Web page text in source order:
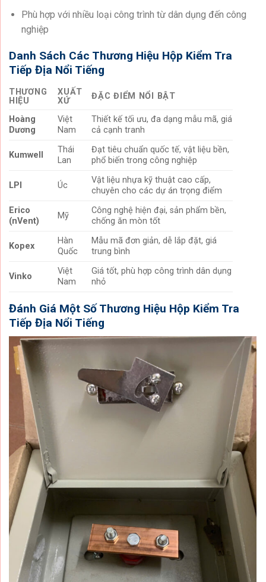
Phù hợp với nhiều loại công trình từ dân dụng đến công
nghiệp
Danh Sách Các Thương Hiệu Hộp Kiểm Tra
Tiếp Địa Nổi Tiếng
THƯƠNG
HIỆU
XUẤT
XỨ
ĐẶC ĐIỂM NỔI BẬT
Hoàng
Dương
Việt
Nam
Thiết kế tối ưu, đa dạng mẫu mã, giá
cả cạnh tranh
Kumwell
Thái
Lan
Đạt tiêu chuẩn quốc tế, vật liệu bền,
phổ biến trong công nghiệp
LPI Úc
Vật liệu nhựa kỹ thuật cao cấp,
chuyên cho các dự án trọng điểm
Erico
(nVent)
Mỹ
Công nghệ hiện đại, sản phẩm bền,
chống ăn mòn tốt
Kopex
Hàn
Quốc
Mẫu mã đơn giản, dễ lắp đặt, giá
trung bình
Vinko
Việt
Nam
Giá tốt, phù hợp công trình dân dụng
nhỏ
Đánh Giá Một Số Thương Hiệu Hộp Kiểm Tra
Tiếp Địa Nổi Tiếng